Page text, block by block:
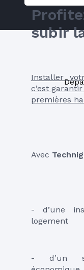
subir
Installer
c’est
premières
Avec
- d’une
logement
- d’un